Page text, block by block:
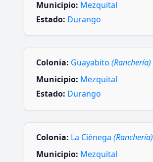
Municipio: Mezquital
Estado: Durango
Colonia: Guayabito (Ranchería)
Municipio: Mezquital
Estado: Durango
Colonia: La Ciénega (Ranchería)
Municipio: Mezquital